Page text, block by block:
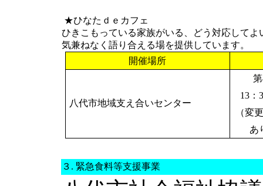
★ひなたｄｅカフェ
ひきこもっている家族がいる、どう対応して
気兼ねなく語り合える場を提供しています。
開催場所
八代市地域支え合いセンター
第
13：
（変
あ
３. 緊急食料等支援事業